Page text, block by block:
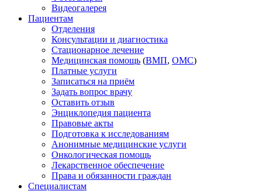
Видеогалерея
Пациентам
Отделения
Консультации и диагностика
Стационарное лечение
Медицинская помощь (ВМП, ОМС)
Платные услуги
Записаться на приём
Задать вопрос врачу
Оставить отзыв
Энциклопедия пациента
Правовые акты
Подготовка к исследованиям
Анонимные медицинские услуги
Онкологическая помощь
Лекарственное обеспечение
Права и обязанности граждан
Специалистам